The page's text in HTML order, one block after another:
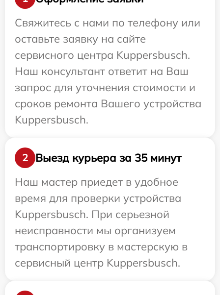
Свяжитесь с нами по телефону или
оставьте заявку на сайте
сервисного центра Kuppersbusch.
Наш консультант ответит на Ваш
запрос для уточнения стоимости и
сроков ремонта Вашего устройства
Kuppersbusch.
2
Выезд курьера за 35 минут
Наш мастер приедет в удобное
время для проверки устройства
Kuppersbusch. При серьезной
неисправности мы организуем
транспортировку в мастерскую в
сервисный центр Kuppersbusch.